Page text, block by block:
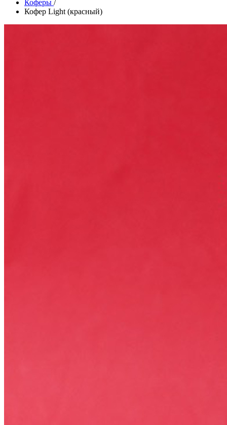
Коферы /
Кофер Light (красный)